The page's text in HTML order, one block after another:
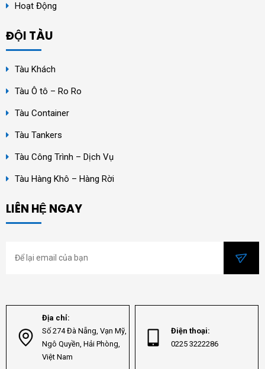
Hoạt Động
ĐỘI TÀU
Tàu Khách
Tàu Ô tô – Ro Ro
Tàu Container
Tàu Tankers
Tàu Công Trình – Dịch Vụ
Tàu Hàng Khô – Hàng Rời
LIÊN HỆ NGAY
Địa chỉ:
Số 274 Đà Nẵng, Vạn Mỹ,
Ngô Quyền, Hải Phòng,
Việt Nam
Điện thoại:
0225 3222286